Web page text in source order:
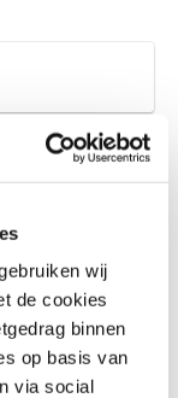
wij
de cookies
binnen
op basis van
via social